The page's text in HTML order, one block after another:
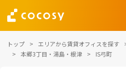
トップ エリアから賃貸オフィスを探す
本郷3丁目・湯島・根津
IS弓町